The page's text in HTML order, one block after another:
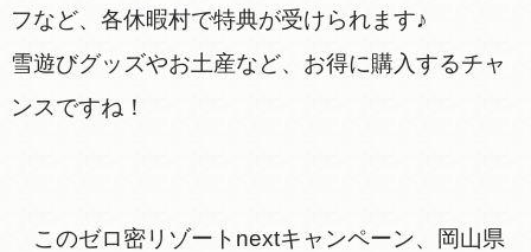
フなど、各休暇村で特典が受けられます♪
雪遊びグッズやお土産など、お得に購入するチャ
ンスですね！
このゼロ密リゾートnextキャンペーン、岡山県